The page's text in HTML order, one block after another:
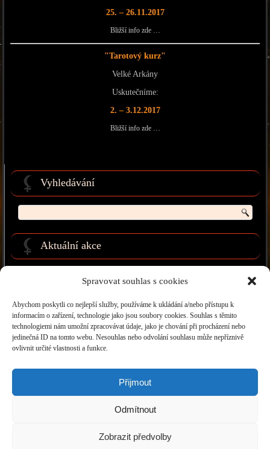
Spravovat souhlas s cookies
Abychom poskytli co nejlepší služby, používáme k ukládání a/nebo přístupu k
informacím o zařízení, technologie jako jsou soubory cookies. Souhlas s těmito
technologiemi nám umožní zpracovávat údaje, jako je chování při procházení nebo
jedinečná ID na tomto webu. Nesouhlas nebo odvolání souhlasu může nepříznivě
ovlivnit určité vlastnosti a funkce.
Přijmout
Odmítnout
Zobrazit předvolby
25. – 26.11.2017
Bližší info zde …
"Tarotový kurz"
Velké Arkány
Uskutečníme:
2. – 3.12.2017
Bližší info zde …
Vyhledávání
Aktuální akce
Najdete nás na facebooku
| Astroklíč Facebook | Masáže Daniela |Photo - Julaj |Astro Wendys|Grafika na
míru|
Sobota 8. 8. 2026. Svátek má Soběslav.